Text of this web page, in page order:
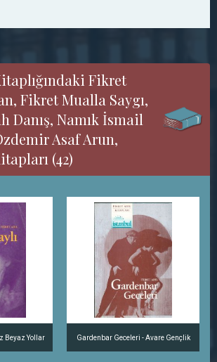
Fikret
Fikret Mualla Saygı,
Danış, Namık İsmail
Asaf Arun,
(42)
Beyaz Yollar Gardenbar Geceleri - Avare Gençlik